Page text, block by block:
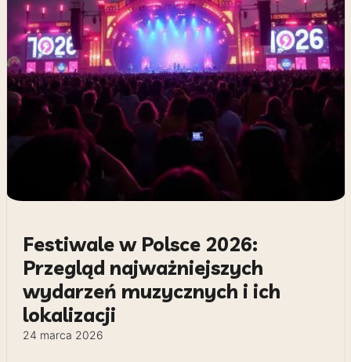
Festiwale w Polsce 2026:
Przegląd najważniejszych
wydarzeń muzycznych i ich
lokalizacji
24 marca 2026